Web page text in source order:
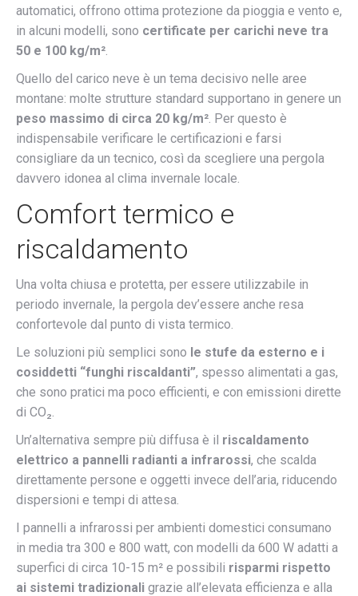
automatici, offrono ottima protezione da pioggia e vento e,
in alcuni modelli, sono certificate per carichi neve tra
50 e 100 kg/m².
Quello del carico neve è un tema decisivo nelle aree
montane: molte strutture standard supportano in genere un
peso massimo di circa 20 kg/m². Per questo è
indispensabile verificare le certificazioni e farsi
consigliare da un tecnico, così da scegliere una pergola
davvero idonea al clima invernale locale.
Comfort termico e
riscaldamento
Una volta chiusa e protetta, per essere utilizzabile in
periodo invernale, la pergola dev’essere anche resa
confortevole dal punto di vista termico.
Le soluzioni più semplici sono le stufe da esterno e i
cosiddetti “funghi riscaldanti”, spesso alimentati a gas,
che sono pratici ma poco efficienti, e con emissioni dirette
di CO₂.
Un’alternativa sempre più diffusa è il riscaldamento
elettrico a pannelli radianti a infrarossi, che scalda
direttamente persone e oggetti invece dell’aria, riducendo
dispersioni e tempi di attesa.
I pannelli a infrarossi per ambienti domestici consumano
in media tra 300 e 800 watt, con modelli da 600 W adatti a
superfici di circa 10-15 m² e possibili risparmi rispetto
ai sistemi tradizionali grazie all’elevata efficienza e alla